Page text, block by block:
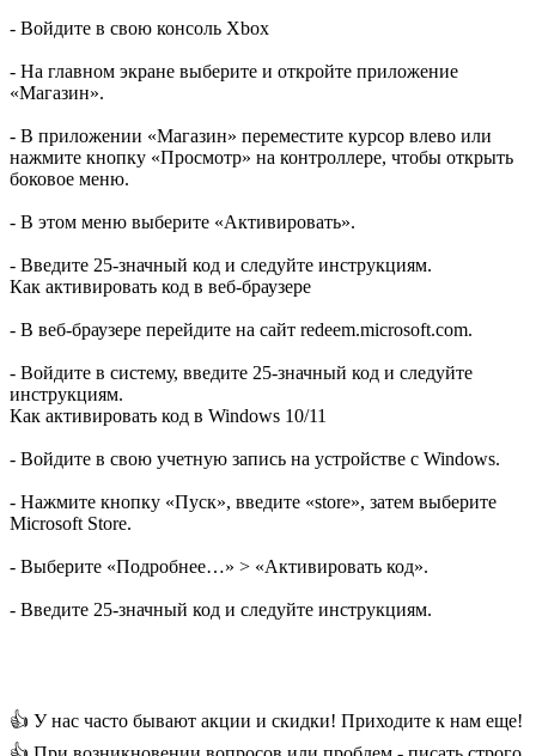
- Войдите в свою консоль Xbox
- На главном экране выберите и откройте приложение
«Магазин».
- В приложении «Магазин» переместите курсор влево или
нажмите кнопку «Просмотр» на контроллере, чтобы открыть
боковое меню.
- В этом меню выберите «Активировать».
- Введите 25-значный код и следуйте инструкциям.
Как активировать код в веб-браузере
- В веб-браузере перейдите на сайт redeem.microsoft.com.
- Войдите в систему, введите 25-значный код и следуйте
инструкциям.
Как активировать код в Windows 10/11
- Войдите в свою учетную запись на устройстве с Windows.
- Нажмите кнопку «Пуск», введите «store», затем выберите
Microsoft Store.
- Выберите «Подробнее…» > «Активировать код».
- Введите 25-значный код и следуйте инструкциям.
👍 У нас часто бывают акции и скидки! Приходите к нам еще!